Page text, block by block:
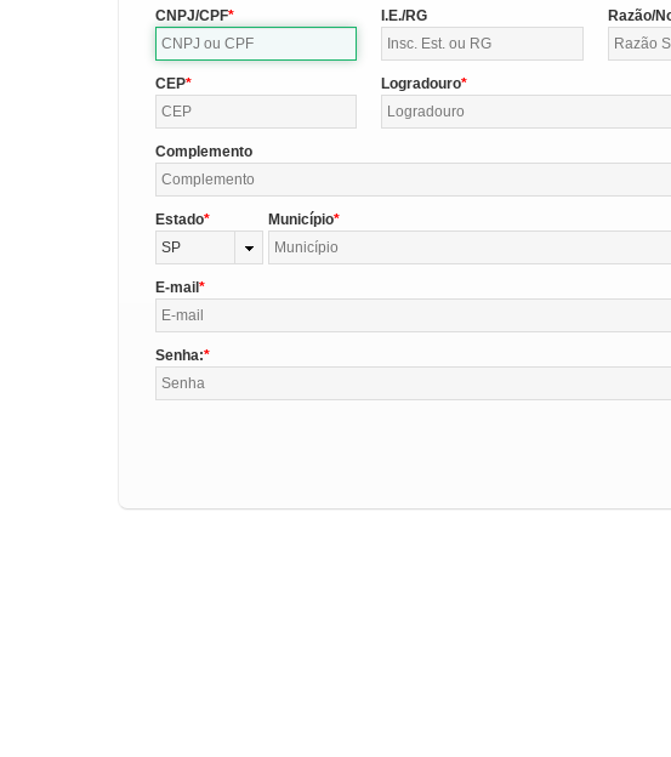
CNPJ/CPF I.E./RG Razão/
CEP Logradouro
Complemento
Estado
SP
Município
E-mail
Senha: